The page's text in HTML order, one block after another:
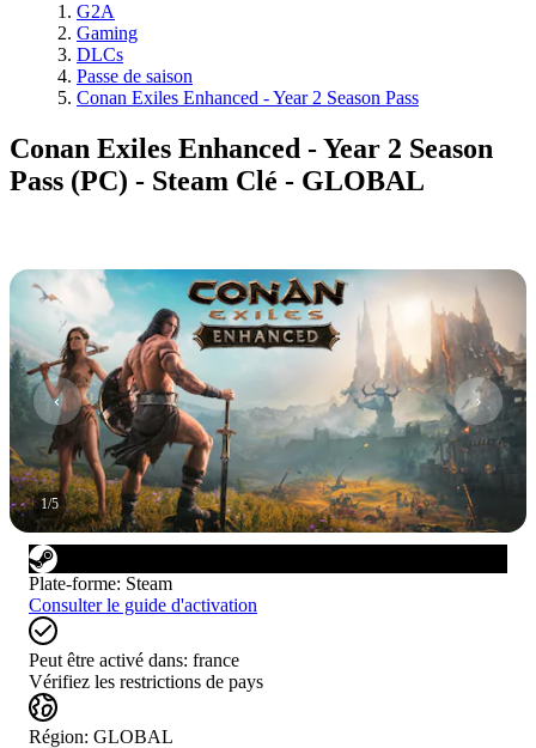
G2A
Gaming
DLCs
Passe de saison
Conan Exiles Enhanced - Year 2 Season Pass
Conan Exiles Enhanced - Year 2 Season
Pass (PC) - Steam Clé - GLOBAL
1/5
Plate-forme: Steam
Consulter le guide d'activation
Peut être activé dans: france
Vérifiez les restrictions de pays
Région: GLOBAL